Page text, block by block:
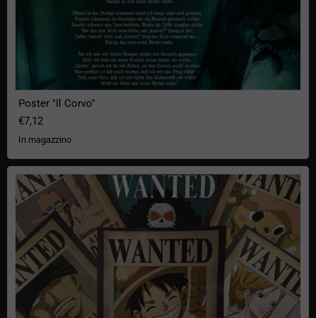
Poster "Il Corvo"
€7,12
In magazzino
Poster di One Piece "Wanted